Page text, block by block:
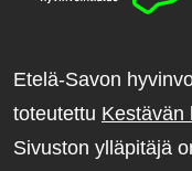
Etelä-Savon
toteutettu Kestävän
Sivuston ylläpitäjä